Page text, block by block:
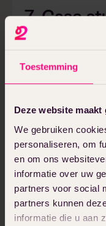
Toestemming
Deze website
We gebruiken
personaliseren, om
en om ons
informatie over uw
partners voor social
partners kunnen
informatie die u aan
7. Case
Een iets
lead magnet, is
whitepaper.
opgelost voor
resultaten en
Dit is ideaal
trekken die
de klantreis
zien dat jij
bewijs krijgen